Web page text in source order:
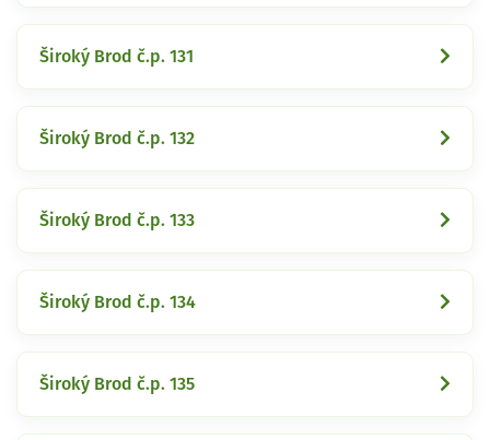
Široký Brod č.p. 131
Široký Brod č.p. 132
Široký Brod č.p. 133
Široký Brod č.p. 134
Široký Brod č.p. 135